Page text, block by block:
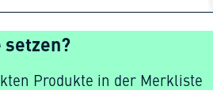
Produkte in der Merkliste